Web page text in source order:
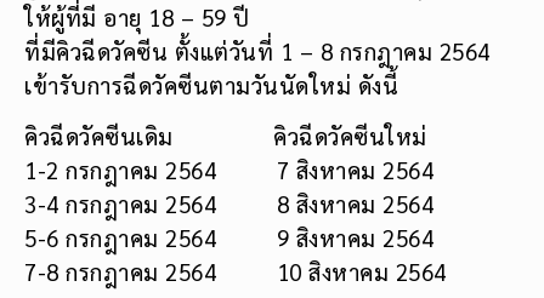
ให้ผู้ที่มี อายุ 18 – 59 ปี
ที่มีคิวฉีดวัคซีน ตั้งแต่วันที่ 1 – 8 กรกฎาคม 2564
เข้ารับการฉีดวัคซีนตามวันนัดใหม่ ดังนี้
คิวฉีดวัคซีนเดิม คิวฉีดวัคซีนใหม่
1-2 กรกฎาคม 2564 7 สิงหาคม 2564
3-4 กรกฎาคม 2564 8 สิงหาคม 2564
5-6 กรกฎาคม 2564 9 สิงหาคม 2564
7-8 กรกฎาคม 2564 10 สิงหาคม 2564